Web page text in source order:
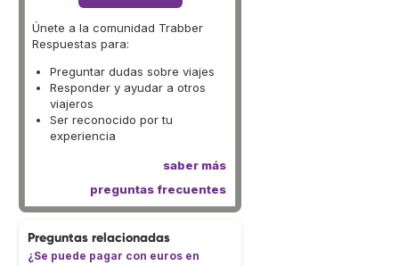
Únete a la comunidad Trabber
Respuestas para:
Preguntar dudas sobre viajes
Responder y ayudar a otros
viajeros
Ser reconocido por tu
experiencia
saber más
preguntas frecuentes
Preguntas relacionadas
¿Se puede pagar con euros en